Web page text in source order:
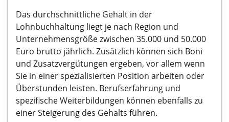
Das durchschnittliche Gehalt in der
Lohnbuchhaltung liegt je nach Region und
Unternehmensgröße zwischen 35.000 und 50.000
Euro brutto jährlich. Zusätzlich können sich Boni
und Zusatzvergütungen ergeben, vor allem wenn
Sie in einer spezialisierten Position arbeiten oder
Überstunden leisten. Berufserfahrung und
spezifische Weiterbildungen können ebenfalls zu
einer Steigerung des Gehalts führen.